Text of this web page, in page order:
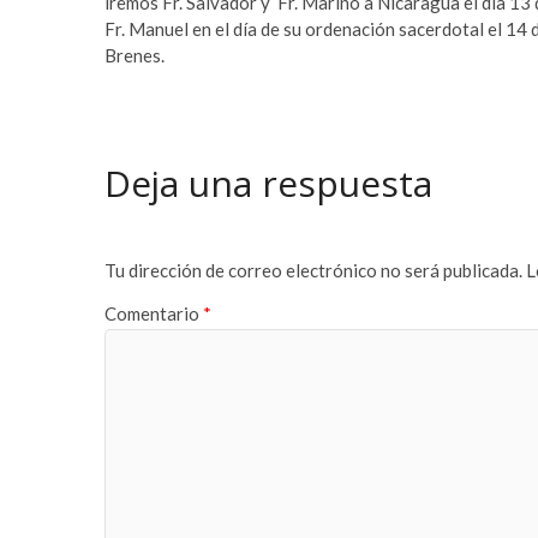
Fr. Manuel en el día de su ordenación sacerdotal el
Brenes.
Deja una respuesta
Tu dirección de correo electrónico no será publicada.
Comentario *